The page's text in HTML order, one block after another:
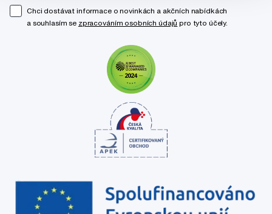
Chci dostávat informace o novinkách a akčních nabídkách
a souhlasím se zpracováním osobních údajů pro tyto účely.